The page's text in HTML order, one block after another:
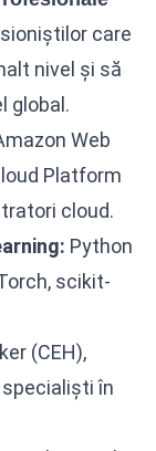
care
nivel și să
global.
Web
Platform
cloud.
Python
scikit-
(CEH),
în